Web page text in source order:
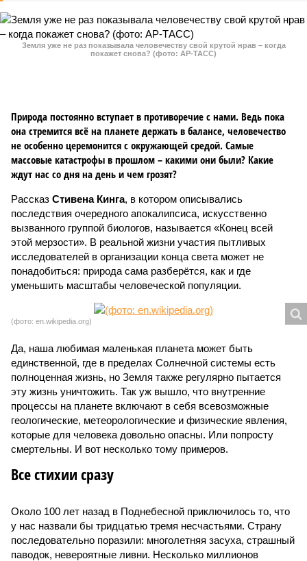
Земля уже не раз показывала человечеству свой крутой нрав – когда
покажет снова? (фото: АР-ТАСС)
Природа постоянно вступает в противоречие с нами. Ведь пока
она стремится всё на планете держать в балансе, человечество
не особенно церемонится с окружающей средой. Самые
массовые катастрофы в прошлом – какими они были? Какие
ждут нас со дня на день и чем грозят?
Рассказ Стивена Кинга, в котором описывались
последствия очередного апокалипсиса, искусственно
вызванного группой биологов, называется «Конец всей
этой мерзости». В реальной жизни участия пытливых
исследователей в организации конца света может не
понадобиться: природа сама разберётся, как и где
уменьшить масштабы человеческой популяции.
(фото: en.wikipedia.org)
Да, наша любимая маленькая планета может быть
единственной, где в пределах Солнечной системы есть
полноценная жизнь, но Земля также регулярно пытается
эту жизнь уничтожить. Так уж вышло, что внутренние
процессы на планете включают в себя всевозможные
геологические, метеорологические и физические явления,
которые для человека довольно опасны. Или попросту
смертельны. И вот несколько тому примеров.
Все стихии сразу
Около 100 лет назад в Поднебесной приключилось то, что
у нас назвали бы тридцатью тремя несчастьями. Страну
последовательно поразили: многолетняя засуха, страшный
паводок, невероятные ливни. Несколько миллионов